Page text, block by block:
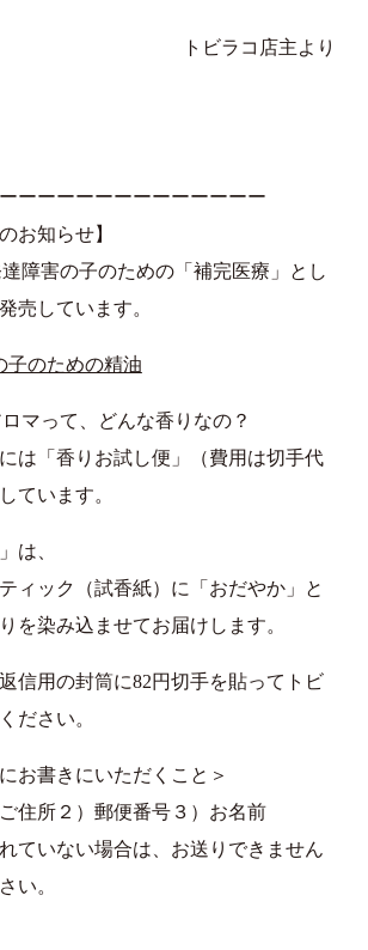
トビラコ店主より
ーーーーーーーーーーーーー
お知らせ】
達障害の子のための「補完医療」とし
売しています。
子のための精油
マって、どんな香りなの？
は「香りお試し便」（費用は切手代
ています。
は、
ィック（試香紙）に「おだやか」と
を染み込ませてお届けします。
信用の封筒に82円切手を貼ってトビ
ださい。
お書きにいただくこと＞
住所２）郵便番号３）お名前
ていない場合は、お送りできません
い。